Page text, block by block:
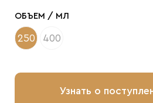
ОБЪЕМ / МЛ
250 400
Узнать о